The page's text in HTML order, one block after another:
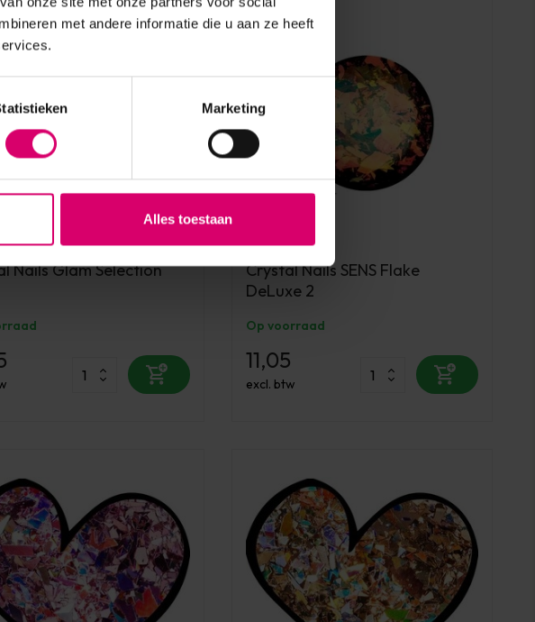
met andere informatie die u aan ze heeft
Marketing
Alles toestaan
Nails Glam Selection
Crystal Nails
Crystal Nails SENS Flake
DeLuxe 2
Op voorraad
11,05
excl. btw